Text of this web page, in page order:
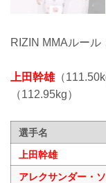
RIZIN MMAルール
上田幹雄（
（112.95kg）
選手名
上田幹雄
アレクサンダー・